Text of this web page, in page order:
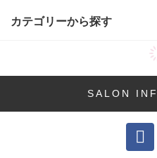
カテゴリーから探す
デジタルパーマ (15記事)
SALON